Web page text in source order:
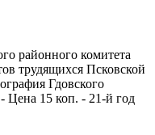
районного комитета
трудящихся Псковской
Гдовского
Цена 15 коп. - 21-й год